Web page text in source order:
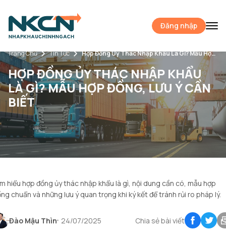
Đăng nhập
Trang Chủ Tin Tức Hợp Đồng Ủy Thác Nhập Khẩu Là Gì? Mẫu Hợp Đồng, Lưu Ý Cần Biết
HỢP ĐỒNG ỦY THÁC NHẬP KHẨU
LÀ GÌ? MẪU HỢP ĐỒNG, LƯU Ý CẦN
BIẾT
hiểu hợp đồng ủy thác nhập khẩu là gì, nội dung cần có, mẫu hợp
chuẩn và những lưu ý quan trọng khi ký kết để tránh rủi ro pháp lý.
Đào Mậu Thìn 24/07/2025 Chia sẻ bài viết